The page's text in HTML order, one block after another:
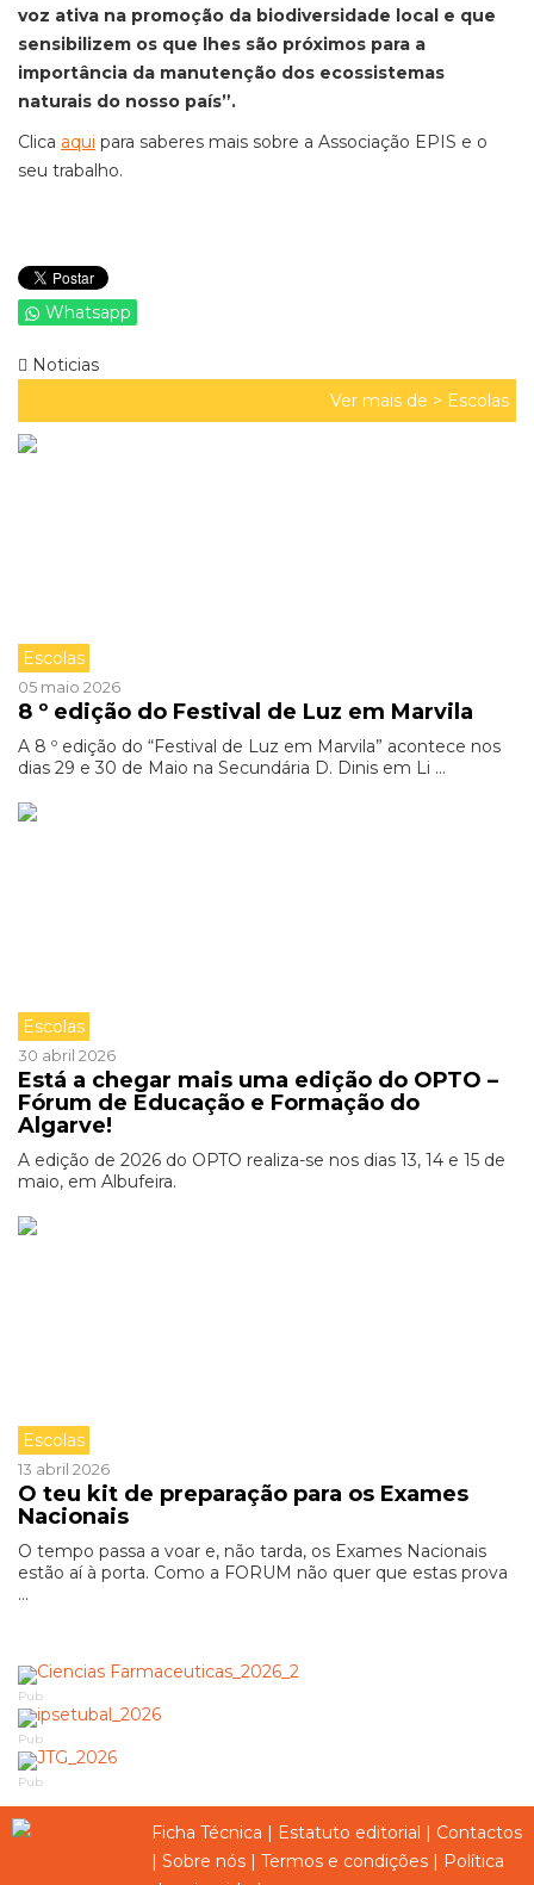
voz ativa na promoção da biodiversidade local e que
sensibilizem os que lhes são próximos para a
importância da manutenção dos ecossistemas
naturais do nosso país”.
Clica aqui para saberes mais sobre a Associação EPIS e o
seu trabalho.
Whatsapp
Noticias
Ver mais de > Escolas
Escolas
05 maio 2026
8 º edição do Festival de Luz em Marvila
A 8 º edição do “Festival de Luz em Marvila” acontece nos
dias 29 e 30 de Maio na Secundária D. Dinis em Li ...
Escolas
30 abril 2026
Está a chegar mais uma edição do OPTO –
Fórum de Educação e Formação do
Algarve!
A edição de 2026 do OPTO realiza-se nos dias 13, 14 e 15 de
maio, em Albufeira.
Escolas
13 abril 2026
O teu kit de preparação para os Exames
Nacionais
O tempo passa a voar e, não tarda, os Exames Nacionais
estão aí à porta. Como a FORUM não quer que estas prova
...
Pub
Pub
Pub
Ficha Técnica | Estatuto editorial | Contactos
| Sobre nós | Termos e condições | Política